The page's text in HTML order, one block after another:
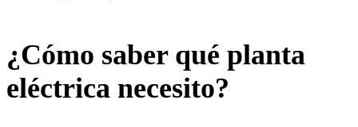
¿Cómo saber qué planta
eléctrica necesito?